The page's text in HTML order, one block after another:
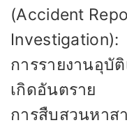
(Accident
Investigation):
การรายงานอุบั
เกิดอันตราย
การสืบสวนหาส